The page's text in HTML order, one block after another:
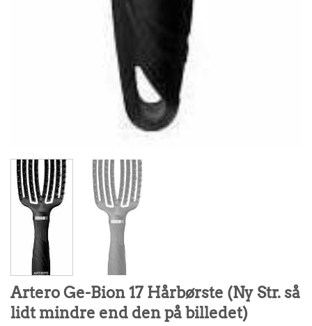
Artero Ge-Bion 17 Hårbørste (Ny Str. så
lidt mindre end den på billedet)